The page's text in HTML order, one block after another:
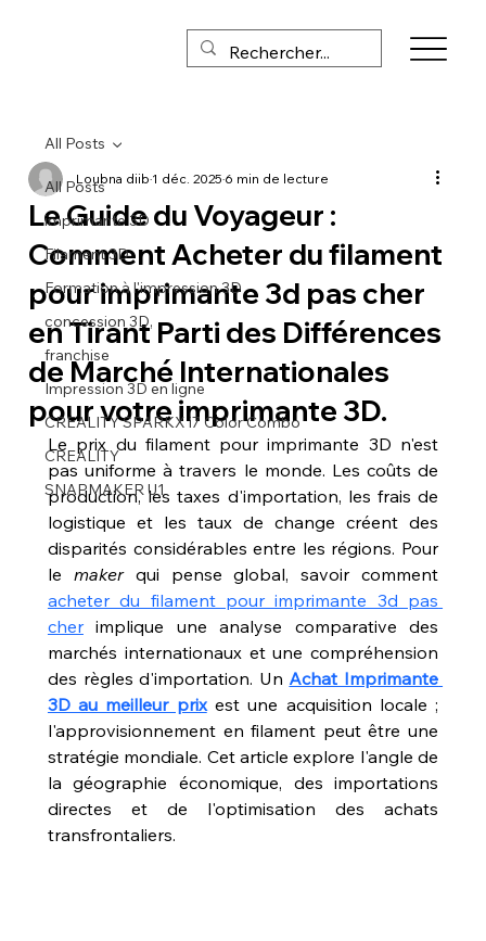
All Posts
imprimante 3D
Filament 3D
Formation à l'impression 3D
concession 3D,
franchise
Impression 3D en ligne
CREALITY SPARKX i7 Color Combo
CREALITY
SNAPMAKER U1
All Posts
Le Guide du Voyageur :
Comment Acheter du filament
pour imprimante 3d pas cher
en Tirant Parti des Différences
de Marché Internationales
pour votre imprimante 3D.
Loubna diib1 déc. 20256 min de lecture
Le prix du filament pour imprimante 3D n'est
pas uniforme à travers le monde. Les coûts de
production, les taxes d'importation, les frais de
logistique et les taux de change créent des
disparités considérables entre les régions. Pour
le maker
acheter du filament pour imprimante 3d pas
cher implique une analyse comparative des
marchés internationaux et une compréhension
des règles d'importation. Un Achat Imprimante
3D au meilleur prix est une acquisition locale ;
l'approvisionnement en filament peut être une
stratégie mondiale. Cet article explore l'angle de
la géographie économique, des importations
directes et de l'optimisation des achats
transfrontaliers.